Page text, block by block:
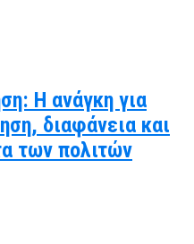
Η ανάγκη για
διαφάνεια και
των πολιτών